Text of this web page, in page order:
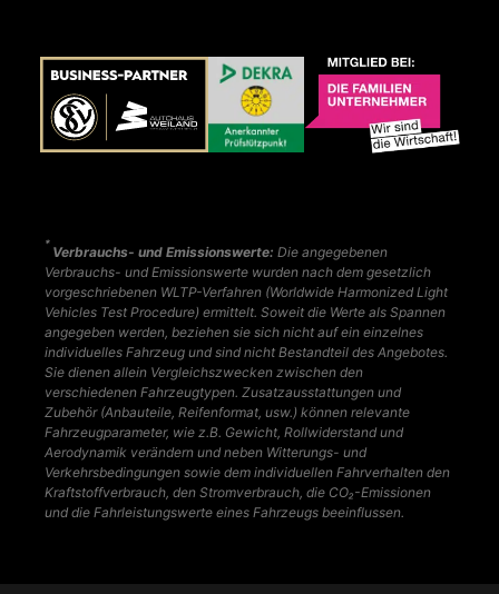
*
Verbrauchs- und Emissionswerte: Die angegebenen
Verbrauchs- und Emissionswerte wurden nach dem gesetzlich
vorgeschriebenen WLTP-Verfahren (Worldwide Harmonized Light
Vehicles Test Procedure) ermittelt. Soweit die Werte als Spannen
angegeben werden, beziehen sie sich nicht auf ein einzelnes
individuelles Fahrzeug und sind nicht Bestandteil des Angebotes.
Sie dienen allein Vergleichszwecken zwischen den
verschiedenen Fahrzeugtypen. Zusatzausstattungen und
Zubehör (Anbauteile, Reifenformat, usw.) können relevante
Fahrzeugparameter, wie z.B. Gewicht, Rollwiderstand und
Aerodynamik verändern und neben Witterungs- und
Verkehrsbedingungen sowie dem individuellen Fahrverhalten den
Kraftstoffverbrauch, den Stromverbrauch, die CO₂-Emissionen
und die Fahrleistungswerte eines Fahrzeugs beeinflussen.